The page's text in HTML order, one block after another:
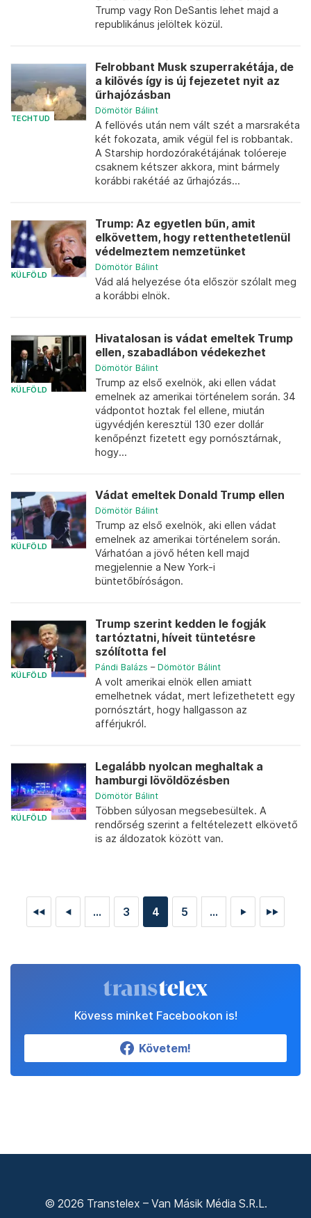
Trump vagy Ron DeSantis lehet majd a
republikánus jelöltek közül.
TECHTUD
Felrobbant Musk szuperrakétája, de
a kilövés így is új fejezetet nyit az
űrhajózásban
Dömötör Bálint
A fellövés után nem vált szét a marsrakéta
két fokozata, amik végül fel is robbantak.
A Starship hordozórakétájának tolóereje
csaknem kétszer akkora, mint bármely
korábbi rakétáé az űrhajózás...
KÜLFÖLD
Trump: Az egyetlen bűn, amit
elkövettem, hogy rettenthetetlenül
védelmeztem nemzetünket
Dömötör Bálint
Vád alá helyezése óta először szólalt meg
a korábbi elnök.
KÜLFÖLD
Hivatalosan is vádat emeltek Trump
ellen, szabadlábon védekezhet
Dömötör Bálint
Trump az első exelnök, aki ellen vádat
emelnek az amerikai történelem során. 34
vádpontot hoztak fel ellene, miután
ügyvédjén keresztül 130 ezer dollár
kenőpénzt fizetett egy pornósztárnak,
hogy...
KÜLFÖLD
Vádat emeltek Donald Trump ellen
Dömötör Bálint
Trump az első exelnök, aki ellen vádat
emelnek az amerikai történelem során.
Várhatóan a jövő héten kell majd
megjelennie a New York-i
büntetőbíróságon.
KÜLFÖLD
Trump szerint kedden le fogják
tartóztatni, híveit tüntetésre
szólította fel
Pándi Balázs – Dömötör Bálint
A volt amerikai elnök ellen amiatt
emelhetnek vádat, mert lefizethetett egy
pornósztárt, hogy hallgasson az
afférjukról.
KÜLFÖLD
Legalább nyolcan meghaltak a
hamburgi lövöldözésben
Dömötör Bálint
Többen súlyosan megsebesültek. A
rendőrség szerint a feltételezett elkövető
is az áldozatok között van.
◄◄ ◄ ... 3 4 5 ... ► ►►
Kövess minket Facebookon is!
Követem!
© 2026 Transtelex – Van Másik Média S.R.L.